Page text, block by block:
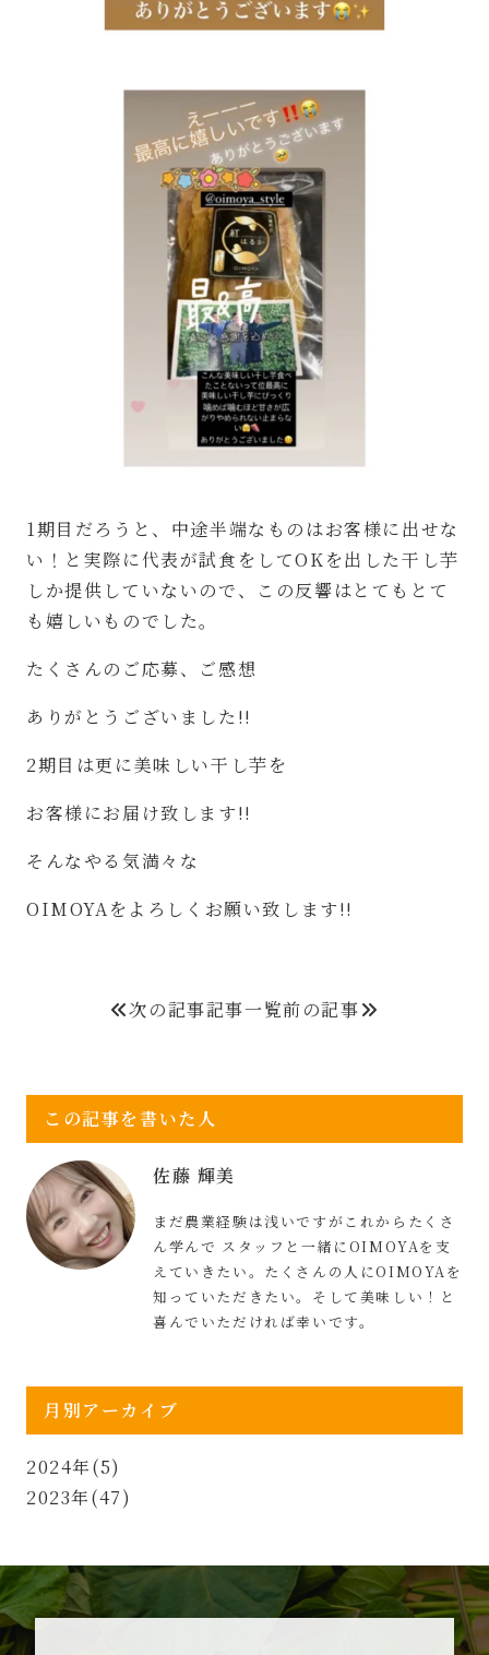
1期目だろうと、中途半端なものはお客様に出せな
い！と実際に代表が試食をしてOKを出した干し芋
しか提供していないので、この反響はとてもとて
も嬉しいものでした。
たくさんのご応募、ご感想
ありがとうございました!!
2期目は更に美味しい干し芋を
お客様にお届け致します!!
そんなやる気満々な
OIMOYAをよろしくお願い致します!!
次の記事記事一覧前の記事
この記事を書いた人
佐藤 輝美
まだ農業経験は浅いですがこれからたくさ
ん学んで スタッフと一緒にOIMOYAを支
えていきたい。たくさんの人にOIMOYAを
知っていただきたい。そして美味しい！と
喜んでいただければ幸いです。
月別アーカイブ
2024年(5)
2023年(47)